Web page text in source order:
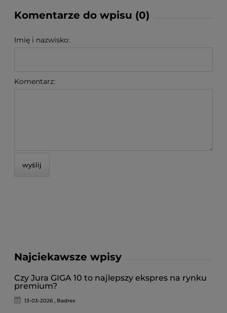
Komentarze do wpisu (0)
Imię i nazwisko:
Komentarz:
wyślij
Najciekawsze wpisy
Czy Jura GIGA 10 to najlepszy ekspres na rynku
premium?
13-03-2026 , Badrex